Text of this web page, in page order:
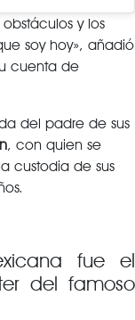
obstáculos y los
soy hoy», añadió
cuenta de
del padre de sus
, con quien se
custodia de sus
fue el
del famoso